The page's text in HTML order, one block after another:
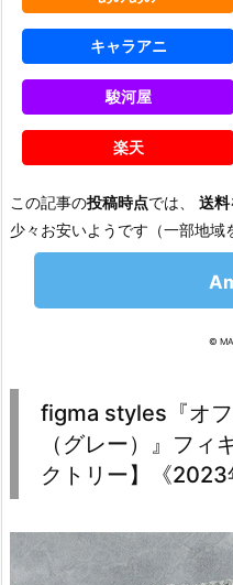
キャラアニ
駿河屋
楽天
この記事の投稿時点では、 送料
少々お安いようです（一部地域
©
figma styles『オ
（グレー）』フィ
クトリー】《2023